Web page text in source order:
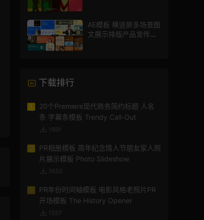
AE模板 横竖屏多场景图
文展示排版产品宣传视
下载排行
1
20个Premiere现代商务简约标题 人名
条 字幕条模板 Trendy Call-Out
1691
2
PR相册模板 周年纪念情人节朋友家人照
片展示模板 Photo Slideshow
1630
3
PR年份时间轴模板 电影风格老照片PR
开场模板 The History Opener
1557